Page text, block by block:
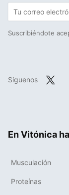
Suscribiéndote
Síguenos
En Vitónica
Musculación
Proteínas